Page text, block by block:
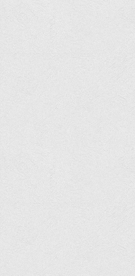
Грантові проєкти ВТЕІ ДТЕУ
Підтримки технологій та
Психологічного сприяння
Права та обов'язки студентів
Інформація про гуртожитки
Положення про переведення
вакантні місця державного
Положення про оцінювання